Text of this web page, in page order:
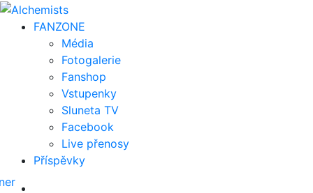
FANZONE
Média
Fotogalerie
Fanshop
Vstupenky
Sluneta TV
Facebook
Live přenosy
Příspěvky